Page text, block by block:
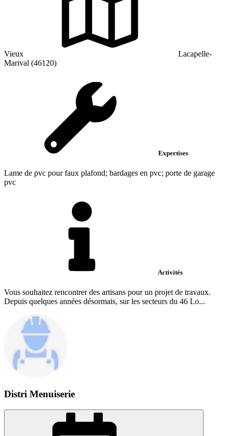
Vieux
Lacapelle-
Marival (46120)
Expertises
Lame de pvc pour faux plafond; bardages en pvc; porte de garage
pvc
Activités
Vous souhaitez rencontrer des artisans pour un projet de travaux.
Depuis quelques années désormais, sur les secteurs du 46 Lo...
Distri Menuiserie